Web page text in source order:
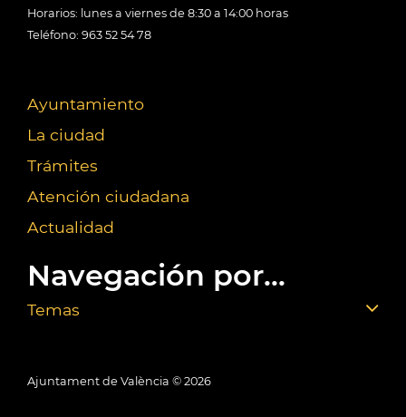
Horarios: lunes a viernes de 8:30 a 14:00 horas
Teléfono: 963 52 54 78
Ayuntamiento
La ciudad
Trámites
Atención ciudadana
Actualidad
Navegación por...
Temas
Ajuntament de València © 2026